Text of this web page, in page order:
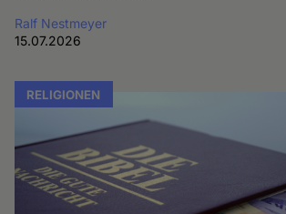
Ralf Nestmeyer
15.07.2026
RELIGIONEN